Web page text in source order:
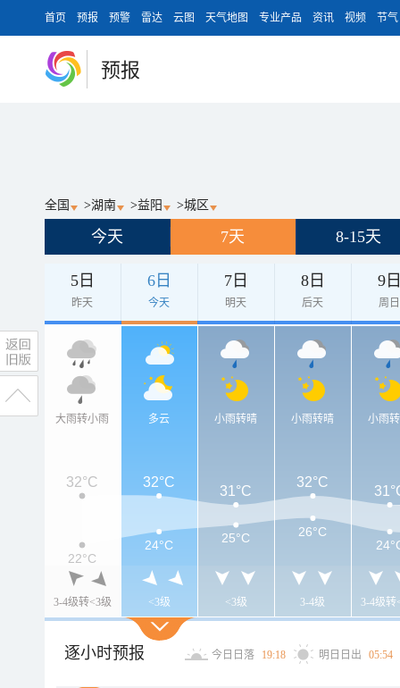
首页 预报 预警 雷达 云图 天气地图 专业产品 资讯 视频 节气
预报
全国 >湖南 >益阳 >城区
今天 7天 8-15天
5日
昨天
6日
今天
7日
明天
8日
后天
9
周日
大雨转小雨
3-4级转<3级
多云
<3级
小雨转晴
<3级
小雨转晴
3-4级
小雨
3-4级转
32°C 32°C
31°C
32°C
22°C
24°C 25°C
26°C
逐小时预报 今日日落 19:18 明日日出 05:54